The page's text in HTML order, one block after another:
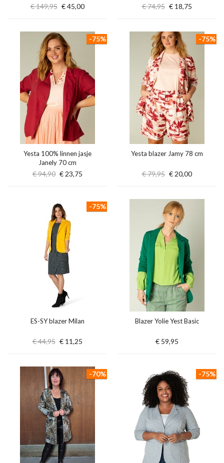
€ 149,95 € 45,00 € 74,95 € 18,75
Yesta 100% linnen jasje
Janely 70 cm
€ 94,90 € 23,75
-75%
Yesta blazer Jamy 78 cm
€ 79,95 € 20,00
-75%
ES-SY blazer Milan
€ 44,95 € 11,25
-75%
Blazer Yolie Yest Basic
€ 59,95
-70% -75%